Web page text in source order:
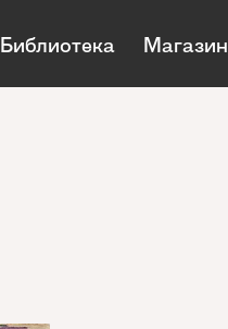
Библиотека Магазин